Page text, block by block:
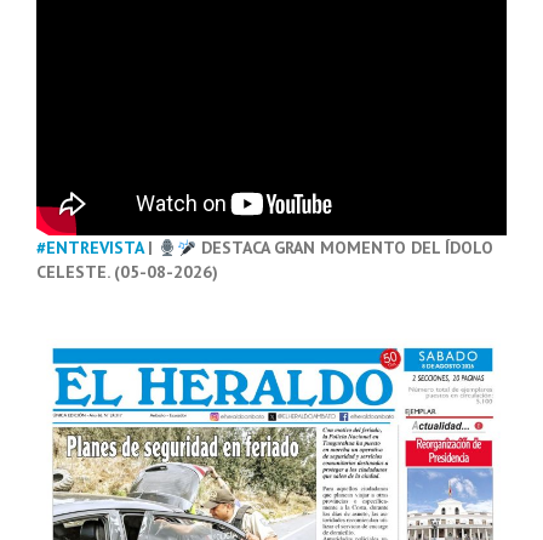
#ENTREVISTA|
DESTACA GRAN MOMENTO DEL ÍDOLO
CELESTE. (05-08-2026)